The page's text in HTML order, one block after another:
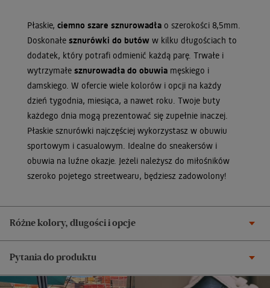
Płaskie, ciemno szare sznurowadła o szerokości 8,5mm.
Doskonałe sznurówki do butów w kilku długościach to
dodatek, który potrafi odmienić każdą parę. Trwałe i
wytrzymałe sznurowadła do obuwia męskiego i
damskiego. W ofercie wiele kolorów i opcji na każdy
dzień tygodnia, miesiąca, a nawet roku. Twoje buty
każdego dnia mogą prezentować się zupełnie inaczej.
Płaskie sznurówki najczęściej wykorzystasz w obuwiu
sportowym i casualowym. Idealne do sneakersów i
obuwia na luźne okazje. Jeżeli należysz do miłośników
szeroko pojetego streetwearu, będziesz zadowolony!
Różne kolory, długości i opcje
Pytania do produktu